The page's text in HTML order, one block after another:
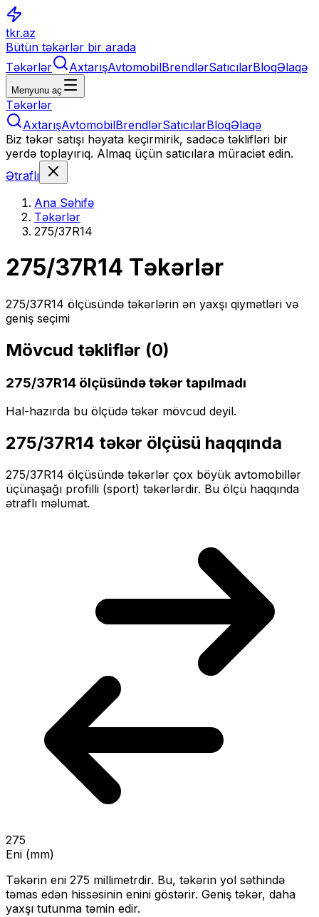
tkr.az
Bütün təkərlər bir arada
Təkərlər
AxtarışAvtomobilBrendlərSatıcılarBloqƏlaqə
Menyunu aç
Təkərlər
AxtarışAvtomobilBrendlərSatıcılarBloqƏlaqə
Biz təkər satışı həyata keçirmirik, sadəcə təklifləri bir
yerdə toplayırıq. Almaq üçün satıcılara müraciət edin.
Ətraflı
Ana Səhifə
Təkərlər
275/37R14
275/37R14 Təkərlər
275/37R14 ölçüsündə təkərlərin ən yaxşı qiymətləri və
geniş seçimi
Mövcud təkliflər (0)
275/37R14 ölçüsündə təkər tapılmadı
Hal-hazırda bu ölçüdə təkər mövcud deyil.
275/37R14 təkər ölçüsü haqqında
275/37R14 ölçüsündə təkərlər çox böyük avtomobillər
üçünaşağı profilli (sport) təkərlərdir. Bu ölçü haqqında
ətraflı məlumat.
275
Eni (mm)
Təkərin eni 275 millimetrdir. Bu, təkərin yol səthində
təmas edən hissəsinin enini göstərir. Geniş təkər, daha
yaxşı tutunma təmin edir.